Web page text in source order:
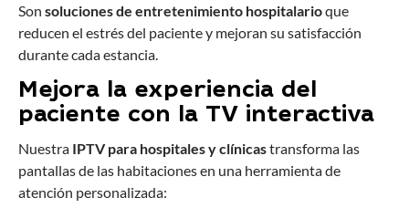
Son soluciones de entretenimiento hospitalarioque
reducen el estrés del paciente y mejoran su satisfacción
durante cada estancia.
Mejora la experiencia del
paciente con la TV interactiva
Nuestra IPTV para hospitales y clínicastransforma las
pantallas de las habitaciones en una herramienta de
atención personalizada: